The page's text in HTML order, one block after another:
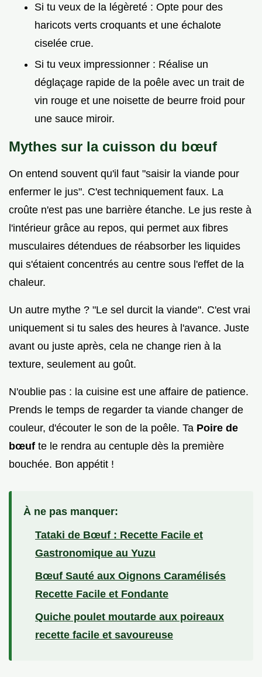
Si tu veux de la légèreté : Opte pour des
haricots verts croquants et une échalote
ciselée crue.
Si tu veux impressionner : Réalise un
déglaçage rapide de la poêle avec un trait de
vin rouge et une noisette de beurre froid pour
une sauce miroir.
Mythes sur la cuisson du bœuf
On entend souvent qu'il faut "saisir la viande pour
enfermer le jus". C'est techniquement faux. La
croûte n'est pas une barrière étanche. Le jus reste à
l'intérieur grâce au repos, qui permet aux fibres
musculaires détendues de réabsorber les liquides
qui s'étaient concentrés au centre sous l'effet de la
chaleur.
Un autre mythe ? "Le sel durcit la viande". C'est vrai
uniquement si tu sales des heures à l'avance. Juste
avant ou juste après, cela ne change rien à la
texture, seulement au goût.
N'oublie pas : la cuisine est une affaire de patience.
Prends le temps de regarder ta viande changer de
couleur, d'écouter le son de la poêle. Ta Poire de
bœuf te le rendra au centuple dès la première
bouchée. Bon appétit !
À ne pas manquer:
Tataki de Bœuf : Recette Facile et
Gastronomique au Yuzu
Bœuf Sauté aux Oignons Caramélisés
Recette Facile et Fondante
Quiche poulet moutarde aux poireaux
recette facile et savoureuse